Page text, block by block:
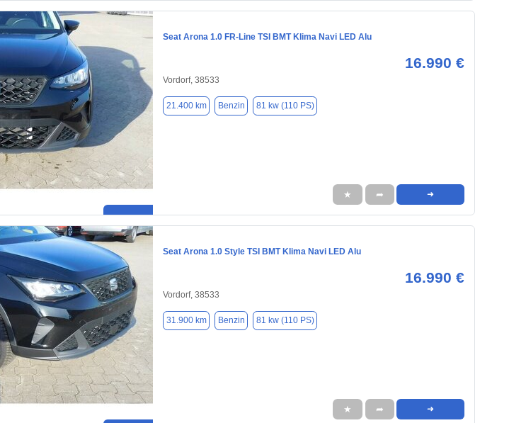
Seat Arona 1.0 FR-Line TSI BMT Klima Navi LED Alu
16.990 €
Vordorf, 38533
21.400 km Benzin 81 kw (110 PS)
★ ➦ ➜
Seat Arona 1.0 Style TSI BMT Klima Navi LED Alu
16.990 €
Vordorf, 38533
31.900 km Benzin 81 kw (110 PS)
★ ➦ ➜